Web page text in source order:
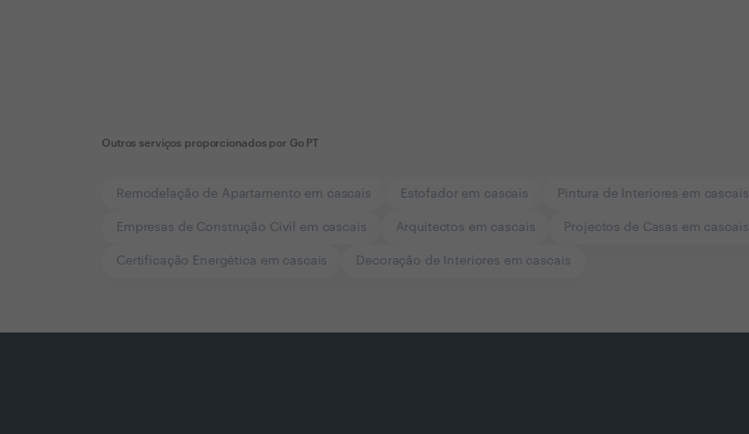
Outros serviços proporcionados por Go PT
Remodelação de Apartamento em cascais Estofador em cascais Pintura de Interiores em cascais
Empresas de Construção Civil em cascais Arquitectos em cascais Projectos de Casas em cascais
Certificação Energética em cascais Decoração de Interiores em cascais